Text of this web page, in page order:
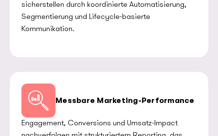
sicherstellen durch koordinierte Automatisierung,
Segmentierung und Lifecycle-basierte
Kommunikation.
Messbare Marketing-Performance
Engagement, Conversions und Umsatz-Impact